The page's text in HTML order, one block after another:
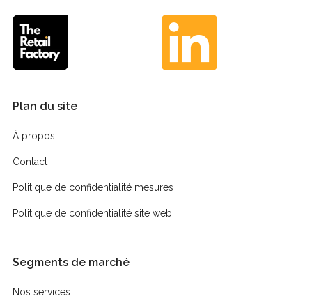
Plan du site
À propos
Contact
Politique de confidentialité mesures
Politique de confidentialité site web
Segments de marché
Nos services